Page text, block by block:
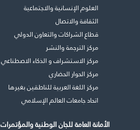
العلوم الإنسانية والاجتماعية
الثقافة والاتصال
قطاع الشراكات والتعاون الدولي
مركز الترجمة والنشر
مركز الاستشراف و الذكاء الاصطناعي
مركز الحوار الحضاري
مركز اللغة العربية للناطقين بغيرها
اتحاد جامعات العالم الإسلامي
الأمانة العامة للجان الوطنية والمؤتمرات